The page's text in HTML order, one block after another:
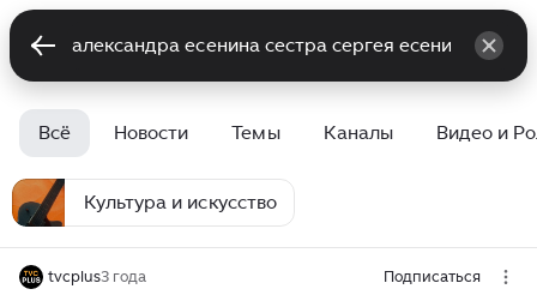
Всё Новости Темы Каналы Видео и
Культура и искусство
tvcplus3 года Подписаться